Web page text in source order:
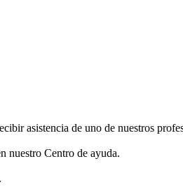
asistencia de uno de nuestros
nuestro Centro de ayuda.